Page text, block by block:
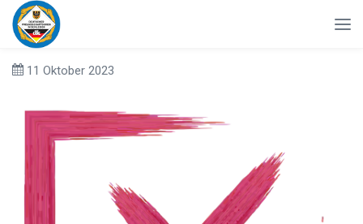
11 Oktober 2023